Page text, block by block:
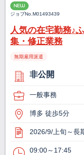
NEW
ジョブNo.M01493439
人気の在宅勤務♪
集・修正業務
無期雇用派遣
非公開
一般事務
博多 徒歩5分
2026/9/上旬～長
09:00～17:45